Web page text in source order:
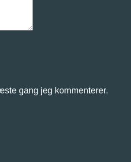
gang jeg kommenterer.